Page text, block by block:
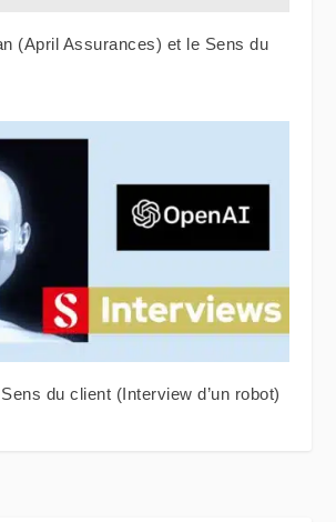
(April Assurances) et le Sens du
du client (Interview d’un robot)